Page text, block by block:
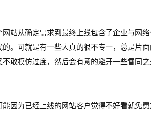
站从确定需求到最终上线包含了企业与网
。可就是有一些人真的很不专一，总是片
敢模仿过度，然后会有意的避开一些雷同
因为已经上线的网站客户觉得不好看就免